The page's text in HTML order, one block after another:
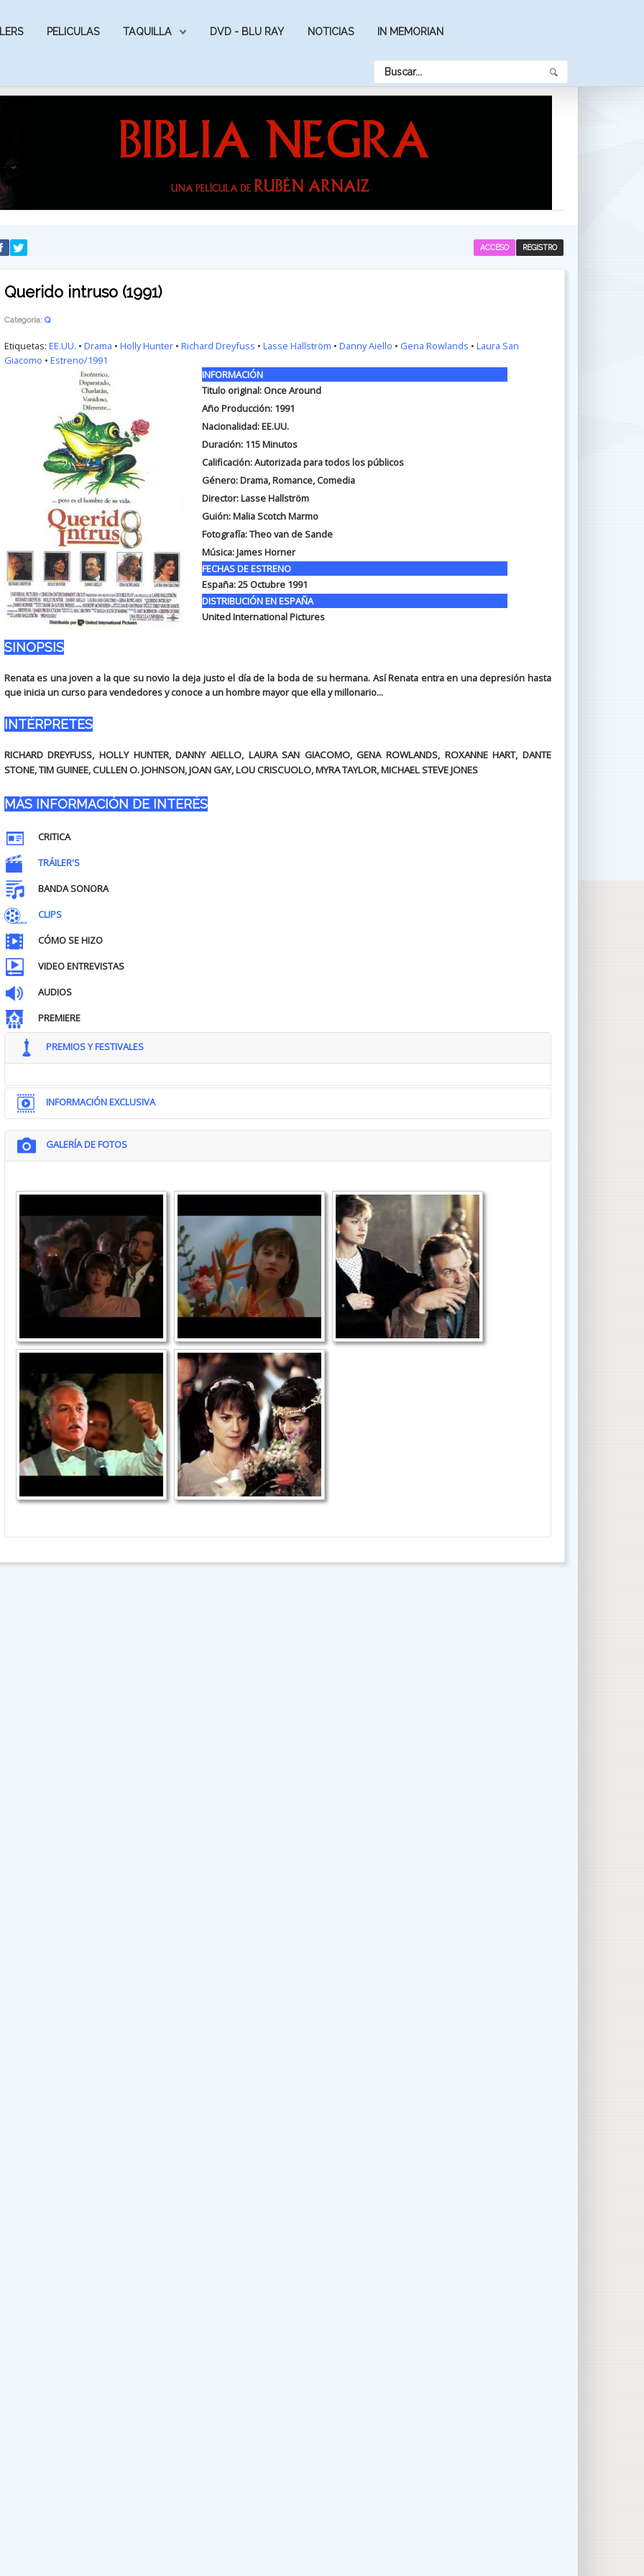
PELICULAS TAQUILLA DVD - BLU RAY NOTICIAS IN MEMORIAN
REGISTRO
ACCESO
Querido intruso (1991)
Categoría: Q
Etiquetas: EE.UU. • Drama • Holly Hunter• Richard Dreyfuss • Lasse Hallström • Danny Aiello • Gena Rowlands • Laura San
Giacomo • Estreno/1991
INFORMACIÓN
Titulo original: Once Around
Año Producción: 1991
Nacionalidad: EE.UU.
Duración: 115 Minutos
Calificación: Autorizada para todos los públicos
Género: Drama, Romance, Comedia
Director: Lasse Hallström
Guión:Malia Scotch Marmo
Fotografía:Theo van de Sande
Música:James Horner
FECHAS DE ESTRENO
España:25 Octubre 1991
DISTRIBUCIÓN EN ESPAÑA
United International Pictures
SINOPSIS
Renata es una joven a la que su novio la deja justo el día de la boda de su hermana. Así Renata entra en una depresión hasta
que inicia un curso para vendedores y conoce a un hombre mayor que ella y millonario...
INTÉRPRETES
RICHARD DREYFUSS, HOLLY HUNTER, DANNY AIELLO, LAURA SAN GIACOMO, GENA ROWLANDS, ROXANNE HART, DANTE
STONE, TIM GUINEE, CULLEN O. JOHNSON, JOAN GAY, LOU CRISCUOLO, MYRA TAYLOR, MICHAEL STEVE JONES
MÁS INFORMACIÓN DE INTERÉS
CRITICA
TRÁILER'S
BANDA SONORA
CLIPS
CÓMO SE HIZO
VIDEO ENTREVISTAS
AUDIOS
PREMIERE
PREMIOS Y FESTIVALES
INFORMACIÓN EXCLUSIVA
GALERÍA DE FOTOS